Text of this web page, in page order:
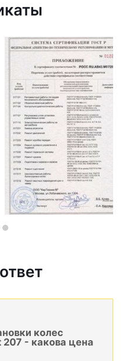
колес
207 - какова цена